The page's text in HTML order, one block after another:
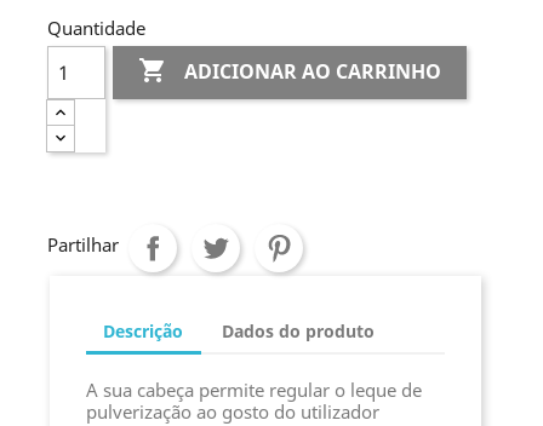
Quantidade
 ADICIONAR AO CARRINHO
Partilhar
Descrição Dados do produto
A sua cabeça permite regular o leque de
pulverização ao gosto do utilizador